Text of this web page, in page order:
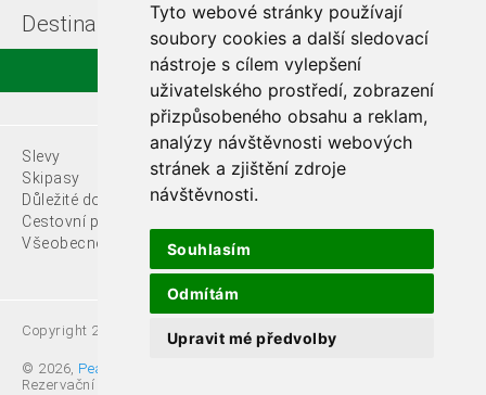
Tyto webové stránky používají
soubory cookies a další sledovací
nástroje s cílem vylepšení
uživatelského prostředí, zobrazení
přizpůsobeného obsahu a reklam,
analýzy návštěvnosti webových
stránek a zjištění zdroje
návštěvnosti.
Souhlasím
Odmítám
Upravit mé předvolby
Destinace
Slevy
Skipasy
Důležité dokumenty
Cestovní pojištění
Kontakty
Všeobecné podmínky
Copyright 2021 Fede, s.r.o.
© 2026, Pear s.r.o.
Rezervační systémy. All rights reserved.